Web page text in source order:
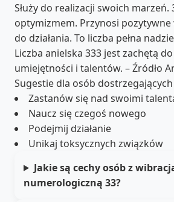
Służy do realizacji swoich marzeń.
optymizmem. Przynosi pozytywne
do działania. To liczba pełna
Liczba anielska 333 jest zachętą
umiejętności i talentów. – Źródło
Sugestie dla osób dostrzegających
Zastanów się nad swoimi
Naucz się czegoś nowego
Podejmij działanie
Unikaj toksycznych związków
Jakie są cechy osób z
numerologiczną 33?